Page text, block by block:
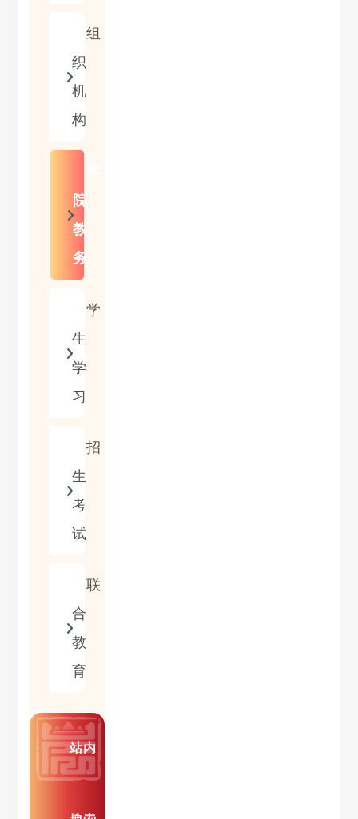
组
织
机
构
院
教
务
学
生
学
习
招
生
考
试
联
合
教
育
站内